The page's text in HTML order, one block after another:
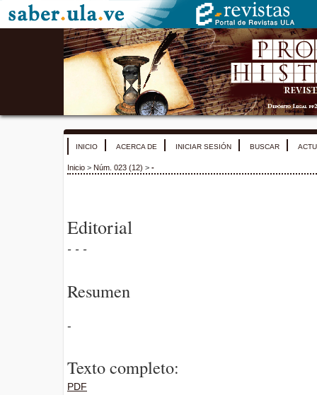
INICIO ACERCA DE INICIAR SESIÓN BUSCAR
Inicio > Núm. 023 (12) > -
Editorial
- - -
Resumen
-
Texto completo:
PDF